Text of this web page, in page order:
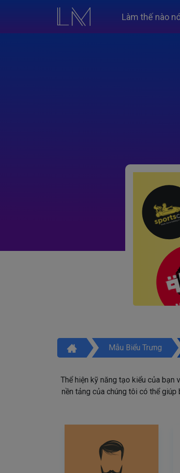
Làm thế nào
Mẫu Biểu Trưng
Thể hiện kỹ năng tạo kiểu của
nền tảng của chúng tôi có thể